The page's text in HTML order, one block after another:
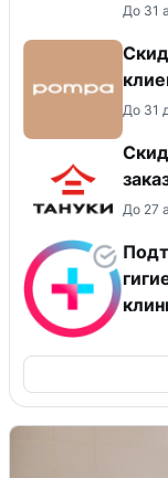
До 31
До 31
До 27